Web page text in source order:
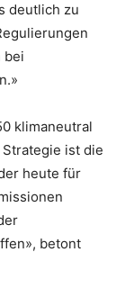
deutlich zu
bei
klimaneutral
ist die
heute für
betont